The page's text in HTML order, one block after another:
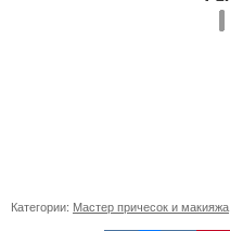
Категории: Мастер причесок и макияжа